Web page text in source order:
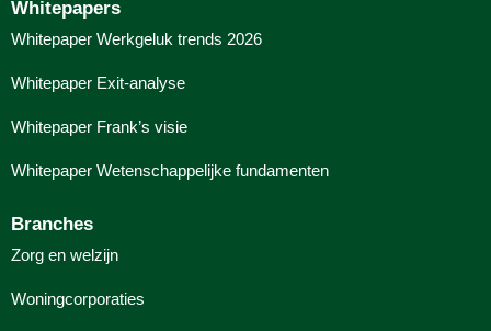
Whitepapers
Whitepaper Werkgeluk trends 2026
Whitepaper Exit-analyse
Whitepaper Frank’s visie
Whitepaper Wetenschappelijke fundamenten
Branches
Zorg en welzijn
Woningcorporaties